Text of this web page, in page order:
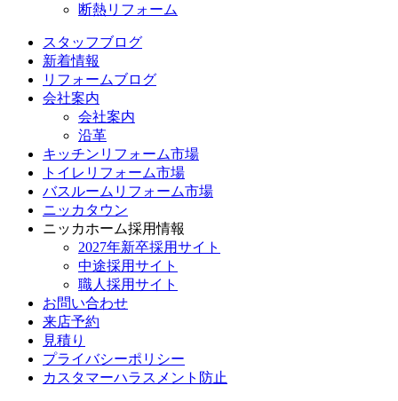
断熱リフォーム
スタッフブログ
新着情報
リフォームブログ
会社案内
会社案内
沿革
キッチンリフォーム市場
トイレリフォーム市場
バスルームリフォーム市場
ニッカタウン
ニッカホーム採用情報
2027年新卒採用サイト
中途採用サイト
職人採用サイト
お問い合わせ
来店予約
見積り
プライバシーポリシー
カスタマーハラスメント防止